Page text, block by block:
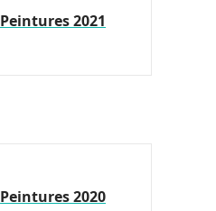
Peintures 2021
Peintures 2020